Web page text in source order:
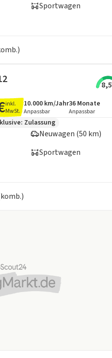
Sportwagen
8,5
inkl.
MwSt.
Angebotsdetails:
Inklusive Laufleistung
10.000 km/Jahr
Anpassbar
Laufzeit
36 Monate
Anpassbar
Zulassung
Neuwagen (50 km)
Sportwagen